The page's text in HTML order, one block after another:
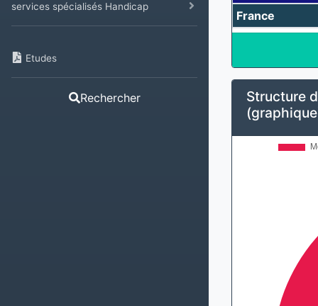
services spécialisés Handicap
Etudes
Rechercher
France
Structure